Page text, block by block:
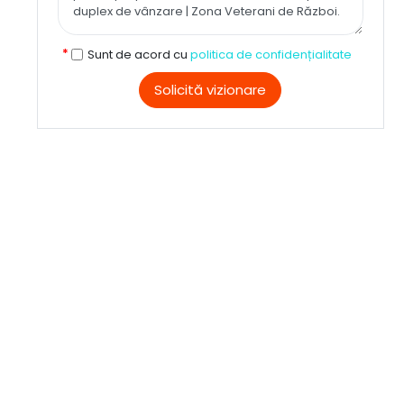
Sunt de acord cu politica de confidențialitate
Solicită vizionare